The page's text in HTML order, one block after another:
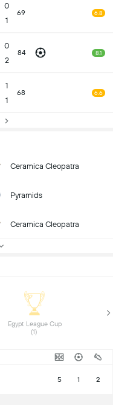
0
1
69 6.8
0
2
84 8.1
1
1
68 6.6
Ceramica Cleopatra
Pyramids
Ceramica Cleopatra
Egypt League Cup
(1)
5 1 2